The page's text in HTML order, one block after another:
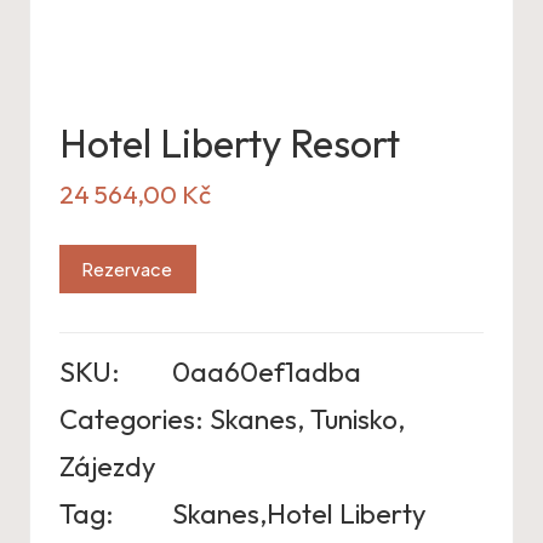
Hotel Liberty Resort
24 564,00 Kč
Rezervace
SKU:
0aa60ef1adba
Categories: Skanes, Tunisko,
Zájezdy
Tag:
Skanes,Hotel Liberty